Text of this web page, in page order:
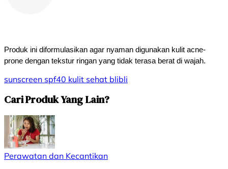
Produk ini diformulasikan agar nyaman digunakan kulit acne-
prone dengan tekstur ringan yang tidak terasa berat di wajah.
sunscreen spf40 kulit sehat blibli
Cari Produk Yang Lain?
Perawatan dan Kecantikan